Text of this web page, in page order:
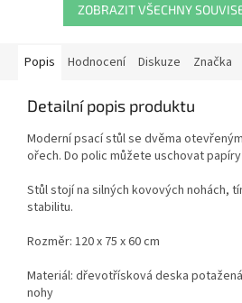
ZOBRAZIT VŠECHNY
Popis Hodnocení Diskuze Značka
Detailní popis produktu
Moderní psací stůl se dvěma
ořech. Do polic můžete uschovat
Stůl stojí na silných kovových nohách,
stabilitu.
Rozměr: 120 x 75 x 60 cm
Materiál: dřevotřísková deska
nohy